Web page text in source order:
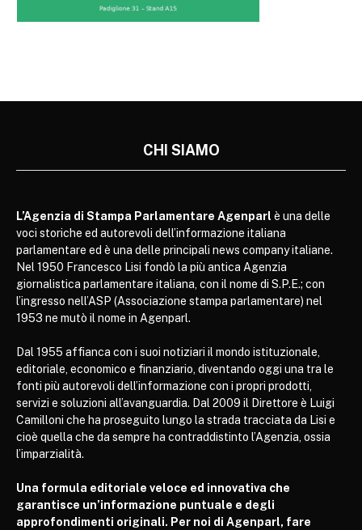
CHI SIAMO
L’Agenzia di Stampa Parlamentare Agenparl è una delle
voci storiche ed autorevoli dell’informazione italiana
parlamentare ed è una delle principali news company italiane.
Nel 1950 Francesco Lisi fondò la più antica Agenzia
giornalistica parlamentare italiana, con il nome di S.P.E.; con
l’ingresso nell’ASP (Associazione stampa parlamentare) nel
1953 ne mutò il nome in Agenparl.
Dal 1955 affianca con i suoi notiziari il mondo istituzionale,
editoriale, economico e finanziario, diventando oggi una tra le
fonti più autorevoli dell’informazione con i propri prodotti,
servizi e soluzioni all’avanguardia. Dal 2009 il Direttore è Luigi
Camilloni che ha proseguito lungo la strada tracciata da Lisi e
cioè quella che da sempre ha contraddistinto l’Agenzia, ossia
l’imparzialità.
Una formula editoriale veloce ed innovativa che
garantisce un’informazione puntuale e degli
approfondimenti originali. Per noi di Agenparl, fare